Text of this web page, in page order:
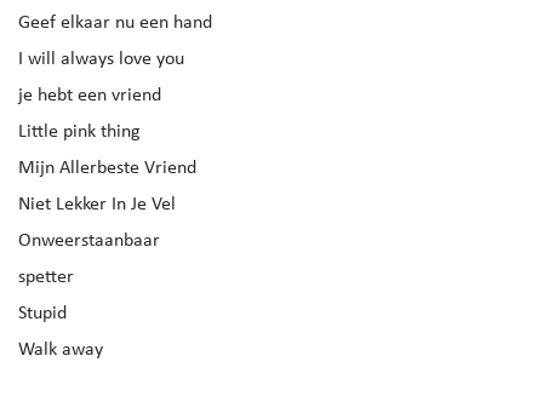
Geef elkaar nu een hand
I will always love you
je hebt een vriend
Little pink thing
Mijn Allerbeste Vriend
Niet Lekker In Je Vel
Onweerstaanbaar
spetter
Stupid
Walk away